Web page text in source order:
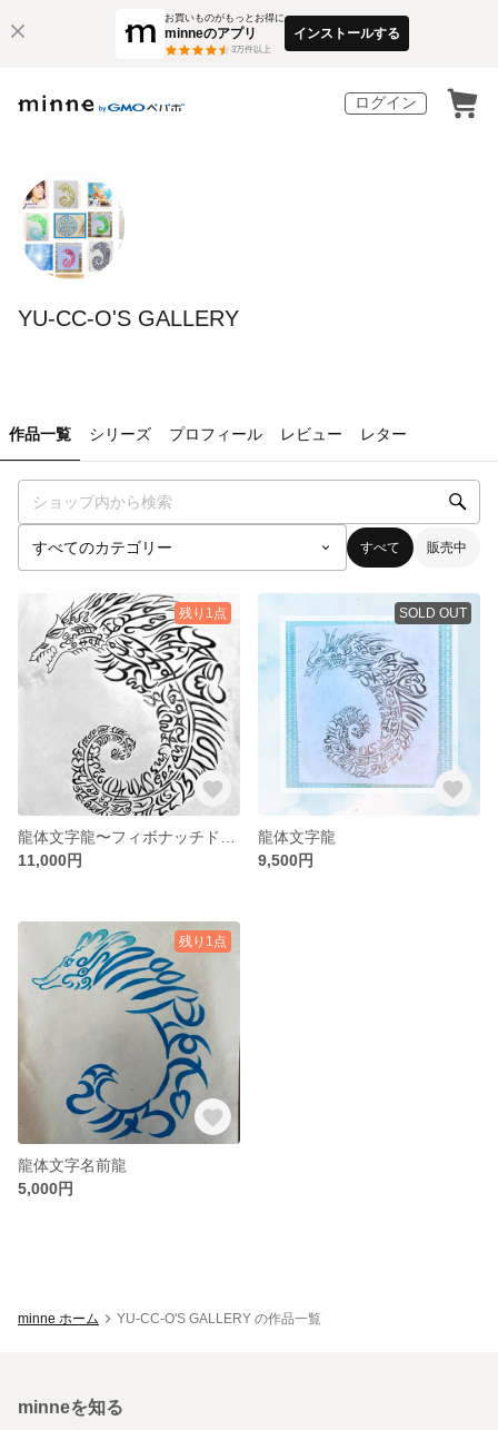
お買いものがもっとお得に
minneのアプリ
3万件以上
インストールする
ログイン
YU-CC-O'S GALLERY
作品一覧 シリーズ プロフィール レビュー レター
すべて 販売中
残り1点
11,000円
SOLD OUT
龍体文字龍
9,500円
残り1点
龍体文字名前龍
5,000円
minne ホーム YU-CC-O'S GALLERY の作品一覧
minneを知る